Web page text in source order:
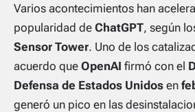
Varios acontecimientos han
popularidad de ChatGPT, según
Sensor Tower. Uno de los
acuerdo que OpenAI firmó con el
Defensa de Estados Unidos en
generó un pico en las